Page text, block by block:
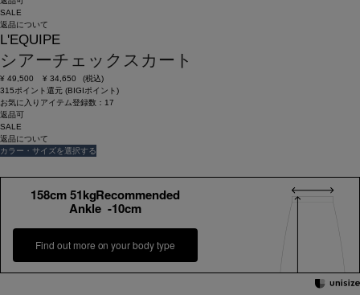
SALE
返品について
L'EQUIPE
シアーチェックスカート
¥ 49,500 ¥ 34,650
(税込)
315ポイント還元 (BIGIポイント)
お気に入りアイテム登録数： 17
返品可
SALE
返品について
カラー・サイズを選択する
158cm 51kgRecommended
Ankle -10cm
Find out more on your body type